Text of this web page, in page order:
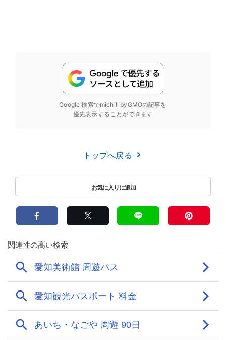
Google 検索でmichill byGMOの記事を
優先表示することができます
トップへ戻る